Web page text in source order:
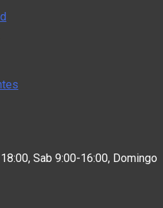
Sab 9:00-16:00, Domingo